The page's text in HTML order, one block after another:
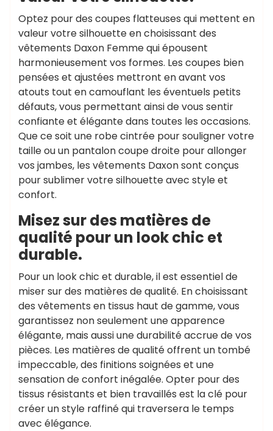
Optez pour des coupes flatteuses qui mettent en
valeur votre silhouette en choisissant des
vêtements Daxon Femme qui épousent
harmonieusement vos formes. Les coupes bien
pensées et ajustées mettront en avant vos
atouts tout en camouflant les éventuels petits
défauts, vous permettant ainsi de vous sentir
confiante et élégante dans toutes les occasions.
Que ce soit une robe cintrée pour souligner votre
taille ou un pantalon coupe droite pour allonger
vos jambes, les vêtements Daxon sont conçus
pour sublimer votre silhouette avec style et
confort.
Misez sur des matières de
qualité pour un look chic et
durable.
Pour un look chic et durable, il est essentiel de
miser sur des matières de qualité. En choisissant
des vêtements en tissus haut de gamme, vous
garantissez non seulement une apparence
élégante, mais aussi une durabilité accrue de vos
pièces. Les matières de qualité offrent un tombé
impeccable, des finitions soignées et une
sensation de confort inégalée. Opter pour des
tissus résistants et bien travaillés est la clé pour
créer un style raffiné qui traversera le temps
avec élégance.